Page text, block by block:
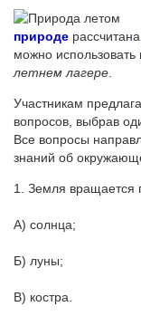
природе рассчитана
можно использовать
летнем лагере
Участникам
вопросов, выбрав
Все вопросы
знаний об
1. Земля вращается
А) солнца;
Б) луны;
В) костра.